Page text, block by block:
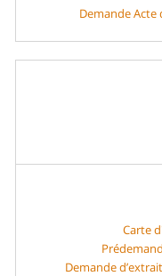
Demande Acte
Carte
Demande